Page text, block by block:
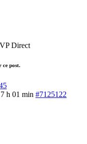
Direct
ce post.
h 01 min #7125122